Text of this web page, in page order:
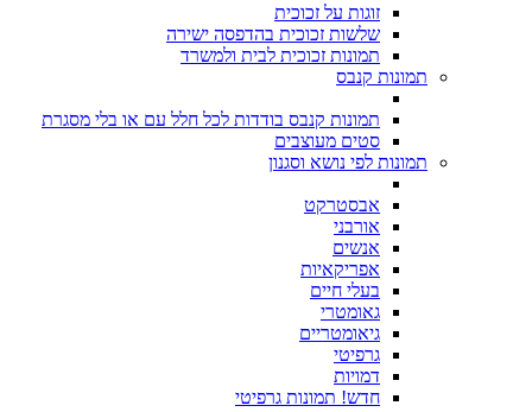
זוגות על זכוכית
שלשות זכוכית בהדפסה ישירה
תמונות זכוכית לבית ולמשרד
תמונות קנבס
תמונות קנבס בודדות לכל חלל עם או בלי מסגרת
סטים מעוצבים
תמונות לפי נושא וסגנון
אבסטרקט
אורבני
אנשים
אפריקאיות
בעלי חיים
גאומטרי
גיאומטריים
גרפיטי
דמויות
חדש! תמונות גרפיטי